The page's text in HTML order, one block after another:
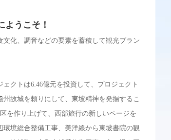
ようこそ！
化、調音などの要素を蓄積して観光ブラン
クトは6.46億元を投資して、プロジェクト
故城を頼りにして、東坡精神を発揚するこ
を作り上げて、西部旅行の新しいページを
境総合整備工事、美洋線から東坡書院の観